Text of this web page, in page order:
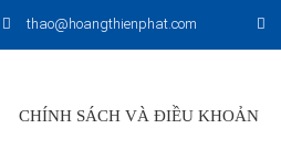
thao@hoangthienphat.com
CHÍNH SÁCH VÀ ĐIỀU KHOẢN